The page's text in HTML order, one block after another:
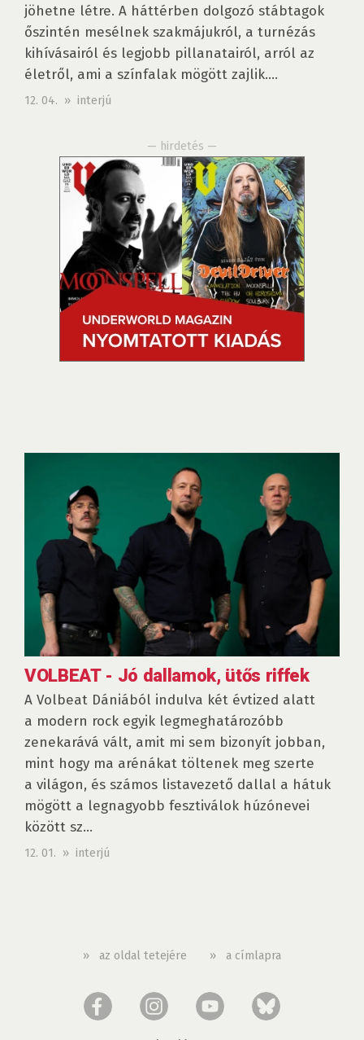
jöhetne létre. A háttérben dolgozó stábtagok
őszintén mesélnek szakmájukról, a turnézás
kihívásairól és legjobb pillanatairól, arról az
életről, ami a színfalak mögött zajlik....
12. 04. » interjú
— hirdetés —
VOLBEAT - Jó dallamok, ütős riffek
A Volbeat Dániából indulva két évtized alatt
a modern rock egyik legmeghatározóbb
zenekarává vált, amit mi sem bizonyít jobban,
mint hogy ma arénákat töltenek meg szerte
a világon, és számos listavezető dallal a hátuk
mögött a legnagyobb fesztiválok húzónevei
között sz...
12. 01. » interjú
» az oldal tetejére » a címlapra